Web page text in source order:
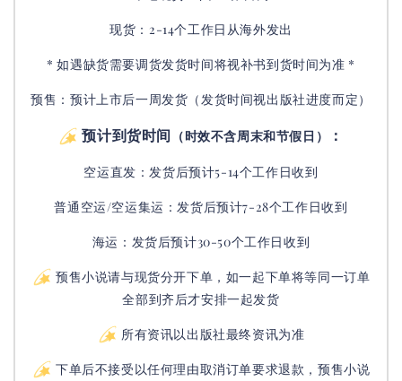
现货：2-14个工作日从海外发出
* 如遇缺货需要调货发货时间将视补书到货时间为准 *
预售：预计上市后一周发货（发货时间视出版社进度而定）
预计到货时间 （时效不含周末和节假日） ：
空运直发： 发货后预计5-14个工作日收到
普通空运/空运集运： 发货后预计7-28个工作日收到
海运：发货后预计30-50个工作日收到
预售小说请与现货分开下单，如一起下单将等同一订单
全部到齐后才安排一起发货
所有资讯以出版社最终资讯为准
下单后不接受以任何理由取消订单要求退款，预售小说